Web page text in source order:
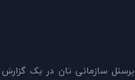
سازمانی تان در يک